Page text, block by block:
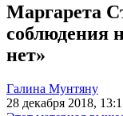
Маргарета
соблюдения
нет»
Галина Мунтяну
28 декабря 2018,